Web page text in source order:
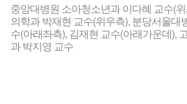
중앙대병원 소아청소년과 이다혜 교수(
의학과 박재현 교수(위우측), 분당서울대
수(아래좌측), 김재현 교수(아래가운데),
과 박지영 교수